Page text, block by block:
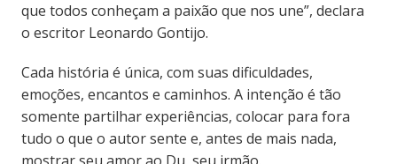
que todos conheçam a paixão que nos une”, declara
o escritor Leonardo Gontijo.
Cada história é única, com suas dificuldades,
emoções, encantos e caminhos. A intenção é tão
somente partilhar experiências, colocar para fora
tudo o que o autor sente e, antes de mais nada,